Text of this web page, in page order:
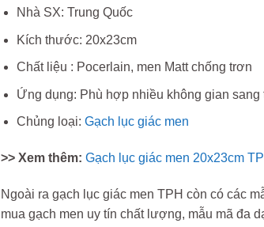
Nhà SX: Trung Quốc
Kích thước: 20x23cm
Chất liệu : Pocerlain, men Matt chống trơn
Ứng dụng: Phù hợp nhiều không gian
Chủng loại:Gạch lục giác men
>> Xem thêm: Gạch lục giác men 20x23cm
Ngoài ra gạch lục giác men TPH còn có các
mua gạch men uy tín chất lượng, mẫu mã đa